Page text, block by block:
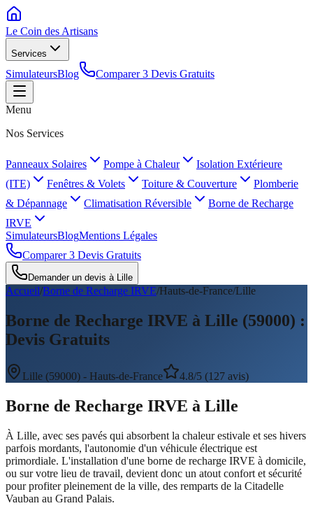
Le Coin des Artisans
Services
SimulateursBlog Comparer 3 Devis Gratuits
Menu
Nos Services
Panneaux Solaires Pompe à Chaleur
Isolation Extérieure
(ITE)
Fenêtres & Volets Toiture & Couverture
Plomberie
& Dépannage
Climatisation Réversible
Borne de Recharge
IRVE
SimulateursBlogMentions Légales
Comparer 3 Devis Gratuits
Demander un devis à Lille
Accueil/Borne de Recharge IRVE/Hauts-de-France/Lille
Borne de Recharge IRVE à Lille (59000) :
Devis Gratuits
Lille (59000) - Hauts-de-France 4.8/5 (127 avis)
Borne de Recharge IRVE à Lille
À Lille, avec ses pavés qui absorbent la chaleur estivale et ses hivers
parfois mordants, l'autonomie d'un véhicule électrique est
primordiale. L'installation d'une borne de recharge IRVE à domicile,
ou sur votre lieu de travail, devient donc un atout confort et sécurité
pour profiter pleinement de la ville, des remparts de la Citadelle
Vauban au Grand Palais.